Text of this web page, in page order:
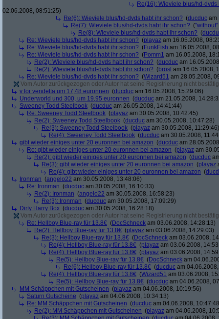
Re(16): Wieviele blus/hd-
02.06.2008, 08:51:25)
Re(6): Wieviele blus/hd-dvds habt ihr schon? (ducduc am
Re(7): Wieviele blus/hd-dvds habt ihr schon? ("without"
Re(8): Wieviele blus/hd-dvds habt ihr schon? (
Re: Wieviele blus/hd-dvds habt ihr schon? (playaz am 16.05.2008,
Re: Wieviele blus/hd-dvds habt ihr schon? (FunkFish am 16.05.2008,
Re: Wieviele blus/hd-dvds habt ihr schon? (Pomm1 am 16.05.2008,
Re(2): Wieviele blus/hd-dvds habt ihr schon? (ducduc am
Re(2): Wieviele blus/hd-dvds habt ihr schon? (brösl am 16.05.2008,
Re: Wieviele blus/hd-dvds habt ihr schon? (Wizard51 am 28.05.2008,
Vom Autor zurückgezogen oder Autor hat seine Registrierung nicht
v for vendetta um 17,48 euronnen (ducduc am 16.05.2008, 15:29:06)
Underworld und 300, um 19,95 euronnen (ducduc am 21.05.2008,
Sweeney Todd Steelbook (ducduc am 26.05.2008, 14:41:44)
Re: Sweeney Todd Steelbook (playaz am 30.05.2008, 10:42:45)
Re(2): Sweeney Todd Steelbook (ducduc am 30.05.2008, 10:47:28)
Re(3): Sweeney Todd Steelbook (playaz am 30.05.2008, 11:29:46)
Re(4): Sweeney Todd Steelbook (ducduc am 30.05.2008,
gibt wieder einiges unter 20 euronnen bei amazon (ducduc am
Re: gibt wieder einiges unter 20 euronnen bei amazon (playaz am
Re(2): gibt wieder einiges unter 20 euronnen bei amazon (ducduc
Re(3): gibt wieder einiges unter 20 euronnen bei amazon (playaz
Re(4): gibt wieder einiges unter 20 euronnen bei amazon (
Ironman (angelo22 am 30.05.2008, 13:48:06)
Re: Ironman (ducduc am 30.05.2008, 16:10:33)
Re(2): Ironman (angelo22 am 30.05.2008, 16:58:23)
Re(3): Ironman (ducduc am 30.05.2008, 17:09:29)
Dirty Harry Box (ducduc am 30.05.2008, 16:28:18)
Vom Autor zurückgezogen oder Autor hat seine Registrierung nicht
Re: Hellboy Blue-ray für 13.8€ (DocSchneck am 03.06.2008, 14:28:13)
Re(2): Hellboy Blue-ray für 13.8€ (playaz am 03.06.2008, 14:29:03)
Re(3): Hellboy Blue-ray für 13.8€ (DocSchneck am 03.06.2008,
Re(4): Hellboy Blue-ray für 13.8€ (playaz am 03.06.2008,
Re(4): Hellboy Blue-ray für 13.8€ (playaz am 03.06.2008,
Re(5): Hellboy Blue-ray für 13.8€ (DocSchneck am
Re(6): Hellboy Blue-ray für 13.8€ (ducduc am
Re(4): Hellboy Blue-ray für 13.8€ (Wizard51 am 03.06.2008,
Re(5): Hellboy Blue-ray für 13.8€ (ducduc am 04.06.2008,
MM Schäppchen mit Gutscheinen (playaz am 04.06.2008, 10:19:56)
Saturn Gutscheine (playaz am 04.06.2008, 10:34:13)
Re: MM Schäppchen mit Gutscheinen (ducduc am 04.06.2008,
Re(2): MM Schäppchen mit Gutscheinen (playaz am 04.06.2008,